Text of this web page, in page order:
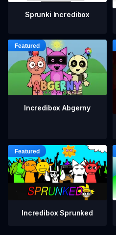
Sprunki Incredibox
Incredibox Abgerny
Incredibox Sprunked